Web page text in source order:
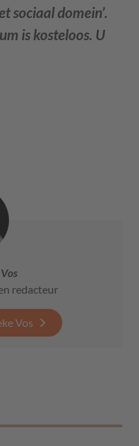
sociaal domein’.
is kosteloos. U
redacteur
Vos